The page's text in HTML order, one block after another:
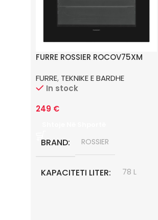
FURRE ROSSIER ROCOV75XM
FURRE, TEKNIKE E BARDHE
In stock
249 €
BRAND ROSSIER
KAPACITETI LITER 78 L